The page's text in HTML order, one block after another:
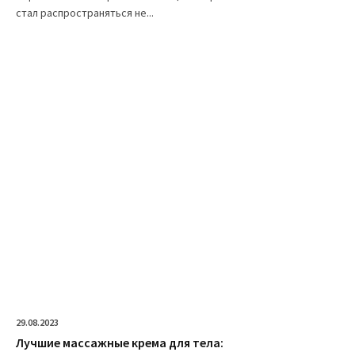
стал распространяться не...
29.08.2023
Лучшие массажные крема для тела: